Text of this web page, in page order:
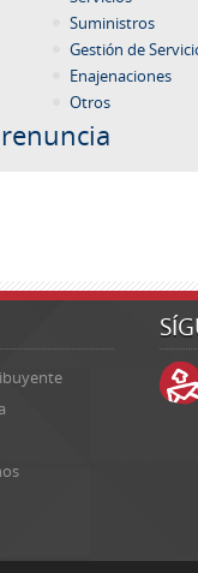
Suministros
Gestión de
Enajenaciones
Otros